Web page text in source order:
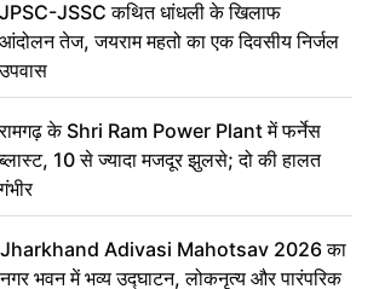
JPSC-JSSC कथित धांधली के खिलाफ
आंदोलन तेज, जयराम महतो का एक दिवसीय निर्जल
उपवास
रामगढ़ के Shri Ram Power Plant में फर्नेस
ब्लास्ट, 10 से ज्यादा मजदूर झुलसे; दो की हालत
गंभीर
Jharkhand Adivasi Mahotsav 2026 का
नगर भवन में भव्य उद्घाटन, लोकनृत्य और पारंपरिक